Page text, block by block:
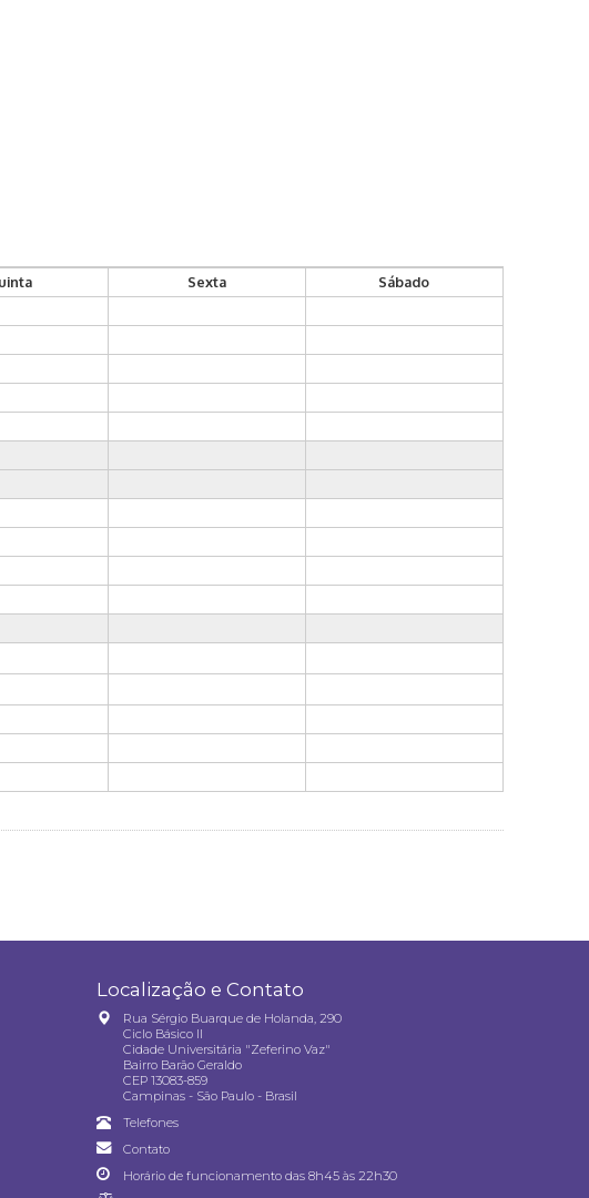
Sexta
Sábado
Localização e Contato
Rua Sérgio Buarque de Holanda, 290
Ciclo Básico II
Cidade Universitária "Zeferino Vaz"
Bairro Barão Geraldo
CEP 13083-859
Campinas - São Paulo - Brasil
Telefones
Contato
Horário de funcionamento das 8h45 às 22h30